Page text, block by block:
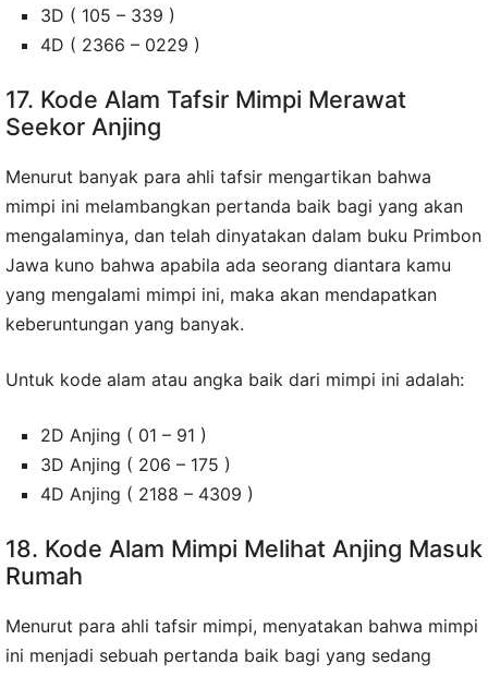
3D ( 105 – 339 )
4D ( 2366 – 0229 )
17. Kode Alam Tafsir Mimpi Merawat
Seekor Anjing
Menurut banyak para ahli tafsir mengartikan bahwa
mimpi ini melambangkan pertanda baik bagi yang akan
mengalaminya, dan telah dinyatakan dalam buku Primbon
Jawa kuno bahwa apabila ada seorang diantara kamu
yang mengalami mimpi ini, maka akan mendapatkan
keberuntungan yang banyak.
Untuk kode alam atau angka baik dari mimpi ini adalah:
2D Anjing ( 01 – 91 )
3D Anjing ( 206 – 175 )
4D Anjing ( 2188 – 4309 )
18. Kode Alam Mimpi Melihat Anjing Masuk
Rumah
Menurut para ahli tafsir mimpi, menyatakan bahwa mimpi
ini menjadi sebuah pertanda baik bagi yang sedang